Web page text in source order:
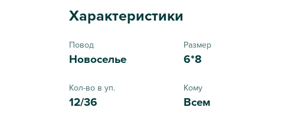
Характеристики
Повод
Новоселье
Размер
6*8
Кол-во в уп.
12/36
Кому
Всем